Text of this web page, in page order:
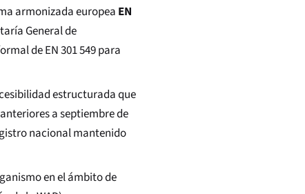
armonizada europea EN
General de
de EN 301 549 para
estructurada que
a septiembre de
nacional mantenido
en el ámbito de